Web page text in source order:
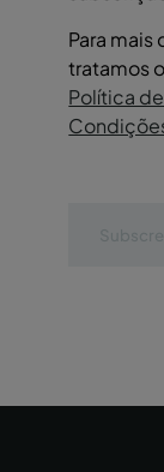
Para
tratamos
Política